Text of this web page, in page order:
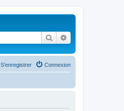
Rechercher
Connexion
S’enregistrer